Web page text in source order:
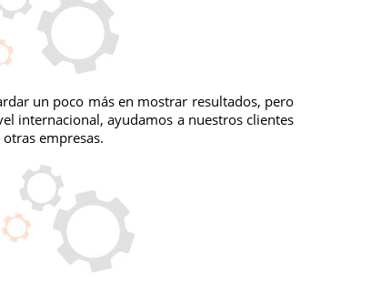
un poco más en mostrar resultados, pero
internacional, ayudamos a nuestros clientes
empresas.